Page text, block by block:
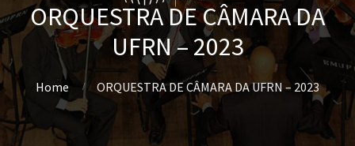
ORQUESTRA DE CÂMARA DA
UFRN – 2023
Home ORQUESTRA DE CÂMARA DA UFRN – 2023